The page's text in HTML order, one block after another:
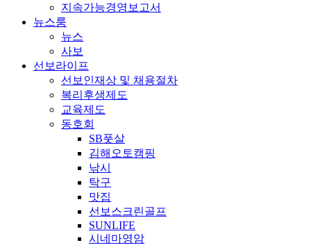
지속가능경영보고서
뉴스룸
뉴스
사보
선보라이프
선보인재상 및 채용절차
복리후생제도
교육제도
동호회
SB풋살
김해오토캠핑
낚시
탁구
맛집
선보스크린골프
SUNLIFE
시네마영암